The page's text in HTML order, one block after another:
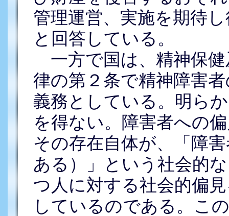
管理運営、実施を期待
と回答している。
一方で国は、精神保
律の第２条で精神障害
義務としている。明ら
を得ない。障害者への
その存在自体が、「障
ある）」という社会的
つ人に対する社会的偏
しているのである。こ